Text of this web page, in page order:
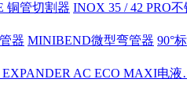
铜管切割器 INOX 35 / 42 PRO
器 MINIBEND微型弯管器 90°
AC ECO MAXI电